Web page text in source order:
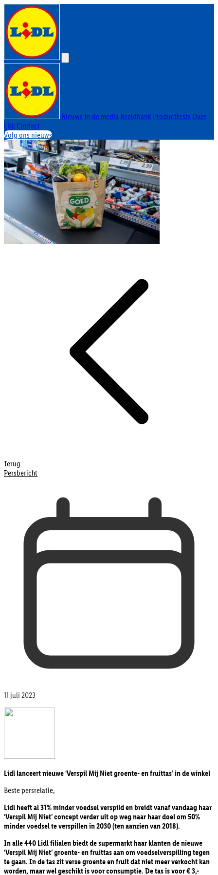
Nieuws In de mediaBeeldbank Producttests Over
Lidl Contact
Volg ons nieuws
Terug
Persbericht
11 juli 2023
Lidl lanceert nieuwe ‘Verspil Mij Niet groente- en fruittas’ in de winkel
Beste persrelatie,
Lidl heeft al 31% minder voedsel verspild en breidt vanaf vandaag haar
‘Verspil Mij Niet’ concept verder uit op weg naar haar doel om 50%
minder voedsel te verspillen in 2030 (ten aanzien van 2018).
In alle 440 Lidl filialen biedt de supermarkt haar klanten de nieuwe
‘Verspil Mij Niet’ groente- en fruittas aan om voedselverspilling tegen
te gaan. In de tas zit verse groente en fruit dat niet meer verkocht kan
worden, maar wel geschikt is voor consumptie. De tas is voor € 3,-